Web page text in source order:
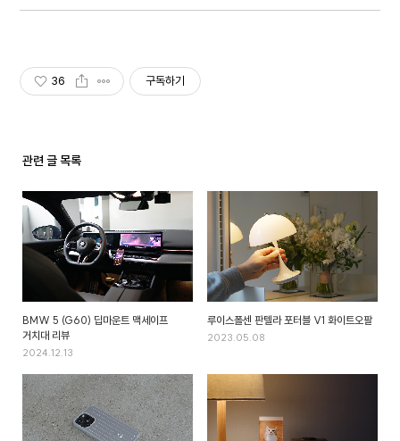
36 구독하기
관련 글 목록
BMW 5 (G60) 딥마운트 맥세이프
거치대 리뷰
2024.12.13
루이스폴센 판텔라 포터블 V1 화이트오팔
2023.05.08